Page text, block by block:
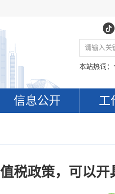
本站热词：
信息公开 工
税政策，可以开